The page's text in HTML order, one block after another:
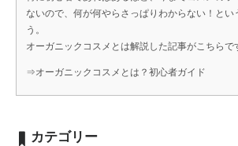
ないので、何が何やらさっぱりわからない！とい
う。
オーガニックコスメとは解説した記事がこちらで
⇒オーガニックコスメとは？初心者ガイド
カテゴリー